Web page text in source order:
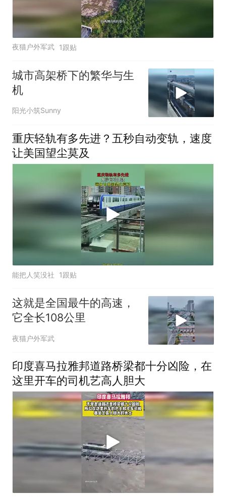
夜猫户外军武 1跟贴
城市高架桥下的繁华与生
机
阳光小筑Sunny
重庆轻轨有多先进？五秒自动变轨，速度
让美国望尘莫及
能把人笑没社 1跟贴
这就是全国最牛的高速，
它全长108公里
夜猫户外军武
印度喜马拉雅邦道路桥梁都十分凶险，在
这里开车的司机艺高人胆大